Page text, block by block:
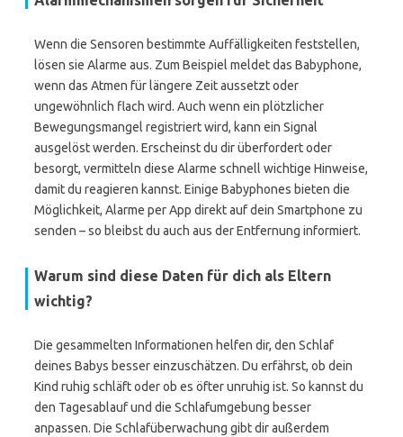
Wenn die Sensoren bestimmte Auffälligkeiten feststellen,
lösen sie Alarme aus. Zum Beispiel meldet das Babyphone,
wenn das Atmen für längere Zeit aussetzt oder
ungewöhnlich flach wird. Auch wenn ein plötzlicher
Bewegungsmangel registriert wird, kann ein Signal
ausgelöst werden. Erscheinst du dir überfordert oder
besorgt, vermitteln diese Alarme schnell wichtige Hinweise,
damit du reagieren kannst. Einige Babyphones bieten die
Möglichkeit, Alarme per App direkt auf dein Smartphone zu
senden – so bleibst du auch aus der Entfernung informiert.
Warum sind diese Daten für dich als Eltern
wichtig?
Die gesammelten Informationen helfen dir, den Schlaf
deines Babys besser einzuschätzen. Du erfährst, ob dein
Kind ruhig schläft oder ob es öfter unruhig ist. So kannst du
den Tagesablauf und die Schlafumgebung besser
anpassen. Die Schlafüberwachung gibt dir außerdem